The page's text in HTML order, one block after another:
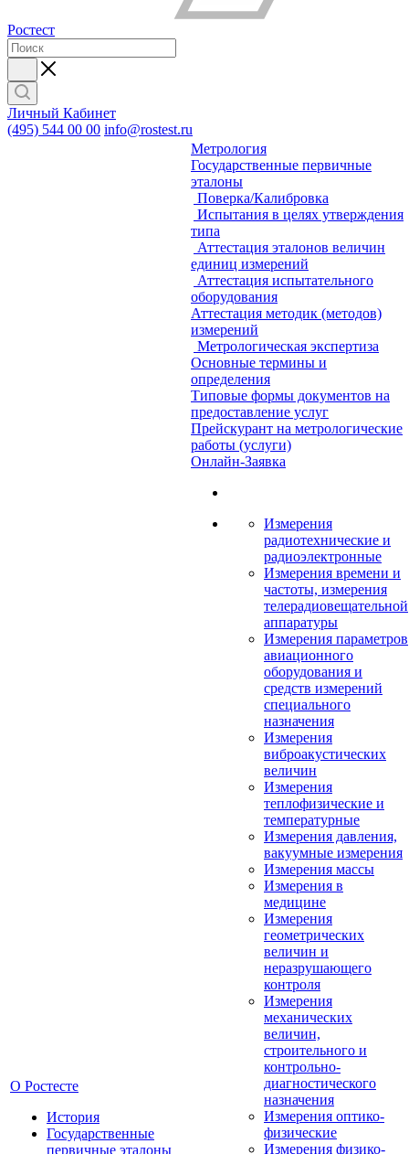
Ростест
Личный Кабинет
(495) 544 00 00 info@rostest.ru
О Ростесте
История
Государственные
первичные эталоны
Метрология
Государственные первичные
эталоны
Поверка/Калибровка
Испытания в целях утверждения
типа
Аттестация эталонов величин
единиц измерений
Аттестация испытательного
оборудования
Аттестация методик (методов)
измерений
Метрологическая экспертиза
Основные термины и
определения
Типовые формы документов на
предоставление услуг
Прейскурант на метрологические
работы (услуги)
Онлайн-Заявка
Измерения
радиотехнические и
радиоэлектронные
Измерения времени и
частоты, измерения
телерадиовещательной
аппаратуры
Измерения параметров
авиационного
оборудования и
средств измерений
специального
назначения
Измерения
виброакустических
величин
Измерения
теплофизические и
температурные
Измерения давления,
вакуумные измерения
Измерения массы
Измерения в
медицине
Измерения
геометрических
величин и
неразрушающего
контроля
Измерения
механических
величин,
строительного и
контрольно-
диагностического
назначения
Измерения оптико-
физические
Измерения физико-